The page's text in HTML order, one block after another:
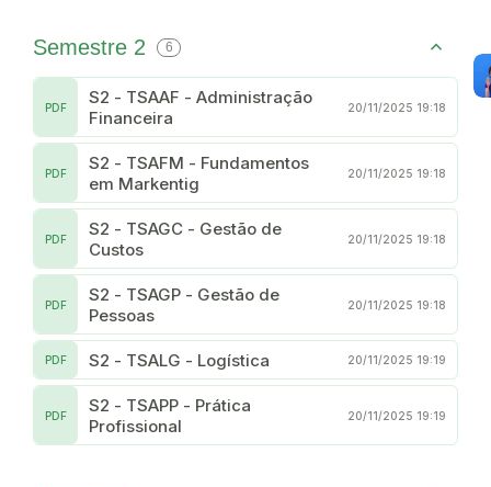
Semestre 2 6
S2 - TSAAF - Administração
Financeira
PDF 20/11/2025 19:18
S2 - TSAFM - Fundamentos
em Markentig
PDF 20/11/2025 19:18
S2 - TSAGC - Gestão de
Custos
PDF 20/11/2025 19:18
S2 - TSAGP - Gestão de
Pessoas
PDF 20/11/2025 19:18
S2 - TSALG - Logística
PDF 20/11/2025 19:19
S2 - TSAPP - Prática
Profissional
PDF 20/11/2025 19:19